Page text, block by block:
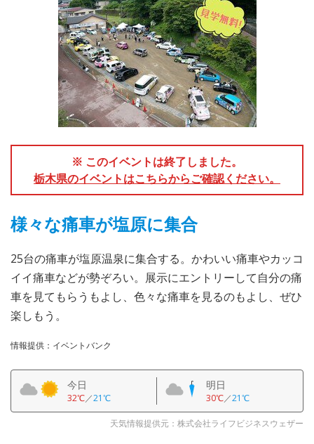
※ このイベントは終了しました。
栃木県のイベントはこちらからご確認ください。
様々な痛車が塩原に集合
25台の痛車が塩原温泉に集合する。かわいい痛車やカッコ
イイ痛車などが勢ぞろい。展示にエントリーして自分の痛
車を見てもらうもよし、色々な痛車を見るのもよし、ぜひ
楽しもう。
情報提供：イベントバンク
今日
32℃／21℃
明日
30℃／21℃
天気情報提供元：株式会社ライフビジネスウェザー